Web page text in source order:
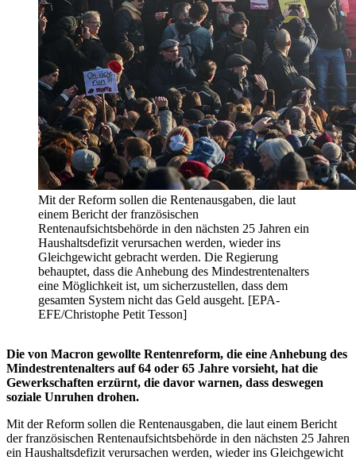
Mit der Reform sollen die Rentenausgaben, die laut
einem Bericht der französischen
Rentenaufsichtsbehörde in den nächsten 25 Jahren ein
Haushaltsdefizit verursachen werden, wieder ins
Gleichgewicht gebracht werden. Die Regierung
behauptet, dass die Anhebung des Mindestrentenalters
eine Möglichkeit ist, um sicherzustellen, dass dem
gesamten System nicht das Geld ausgeht. [EPA-
EFE/Christophe Petit Tesson]
Die von Macron gewollte Rentenreform, die eine Anhebung des
Mindestrentenalters auf 64 oder 65 Jahre vorsieht, hat die
Gewerkschaften erzürnt, die davor warnen, dass deswegen
soziale Unruhen drohen.
Mit der Reform sollen die Rentenausgaben, die laut einem Bericht
der französischen Rentenaufsichtsbehörde in den nächsten 25 Jahren
ein Haushaltsdefizit verursachen werden, wieder ins Gleichgewicht